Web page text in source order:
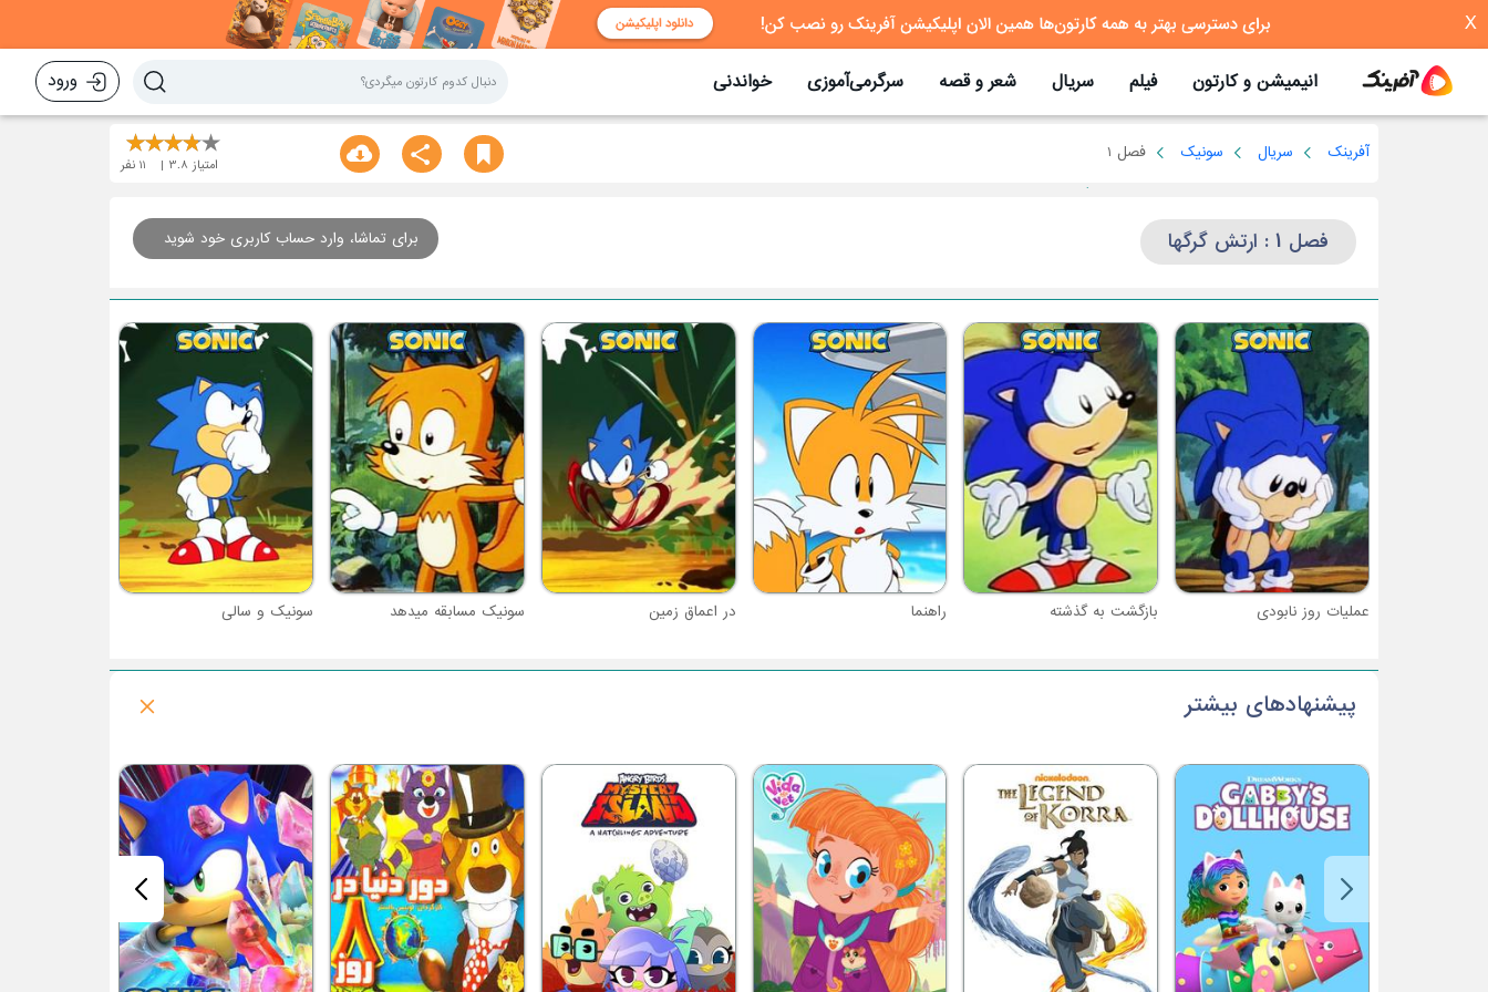
X
انیمیشن و کارتون فیلم سریال شعر و قصه سرگرمی‌آموزی خواندنی ورود
آفرینک سریال سونیک فصل 1
امتیاز 3.8
11 نفر
فصل 1 : ارتش گرگها برای تماشا، وارد حساب کاربری خود شوید
عملیات روز نابودی بازگشت به گذشته راهنما در اعماق زمین سونیک مسابقه میدهد سونیک و سالی
پیشنهادهای بیشتر